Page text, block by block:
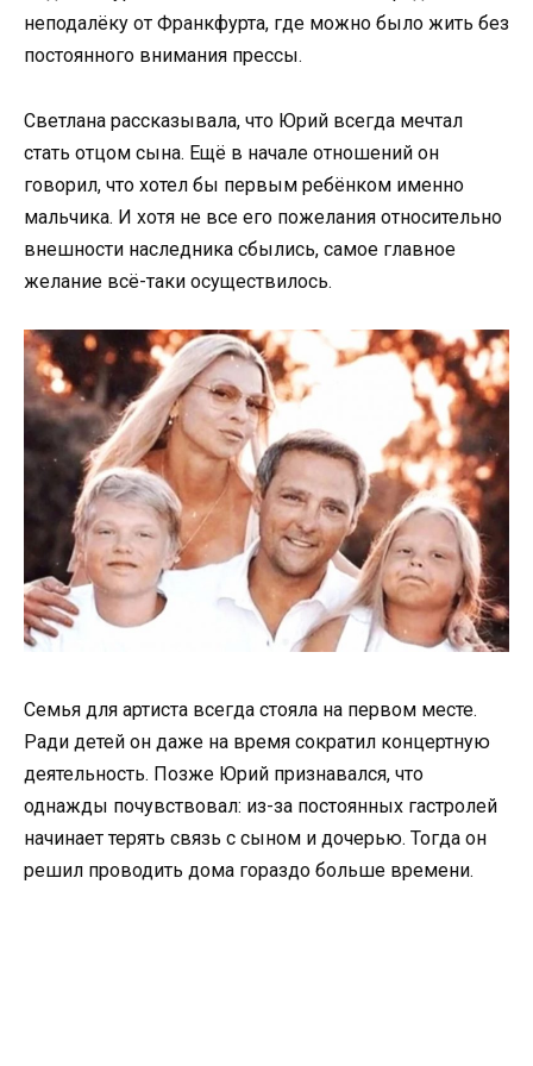
неподалёку от Франкфурта, где можно было жить без
постоянного внимания прессы.
Светлана рассказывала, что Юрий всегда мечтал
стать отцом сына. Ещё в начале отношений он
говорил, что хотел бы первым ребёнком именно
мальчика. И хотя не все его пожелания относительно
внешности наследника сбылись, самое главное
желание всё-таки осуществилось.
Семья для артиста всегда стояла на первом месте.
Ради детей он даже на время сократил концертную
деятельность. Позже Юрий признавался, что
однажды почувствовал: из-за постоянных гастролей
начинает терять связь с сыном и дочерью. Тогда он
решил проводить дома гораздо больше времени.